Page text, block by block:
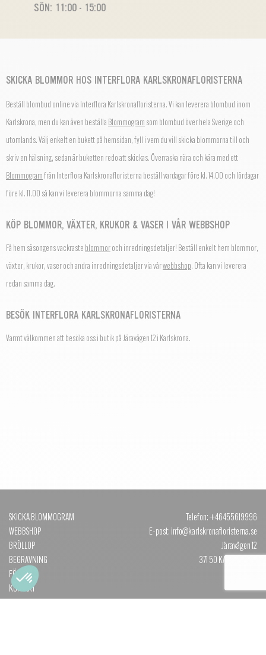
SÖN: 11:00 - 15:00
SKICKA BLOMMOR HOS INTERFLORA KARLSKRONAFLORISTERNA
Beställ blombud online via Interflora Karlskronafloristerna. Vi kan leverera blombud inom
Karlskrona, men du kan även beställa Blommogram som blombud över hela Sverige och
utomlands. Välj enkelt en bukett på hemsidan, fyll i vem du vill skicka blommorna till och
skriv en hälsning, sedan är buketten redo att skickas. Överraska nära och kära med ett
Blommogram från Interflora Karlskronafloristerna beställ vardagar före kl. 14.00 och lördagar
före kl. 11.00 så kan vi leverera blommorna samma dag!
KÖP BLOMMOR, VÄXTER, KRUKOR & VASER I VÅR WEBBSHOP
Få hem säsongens vackraste blommor och inredningsdetaljer! Beställ enkelt hem blommor,
växter, krukor, vaser och andra inredningsdetaljer via vårwebbshop. Ofta kan vi leverera
redan samma dag.
BESÖK INTERFLORA KARLSKRONAFLORISTERNA
Varmt välkommen att besöka oss i butik på Järavägen 12 i Karlskrona.
SKICKA BLOMMOGRAM
WEBBSHOP
BRÖLLOP
BEGRAVNING
FÖRETAG
KONTAKT
Telefon: +46455619996
E-post: info@karlskronafloristerna.se
Järavägen 12
371 50 KARLSKRONA